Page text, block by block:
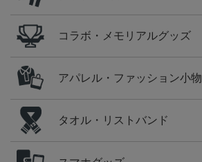
コラボ・メモリアルグッズ
アパレル・ファッション小物
タオル・リストバンド